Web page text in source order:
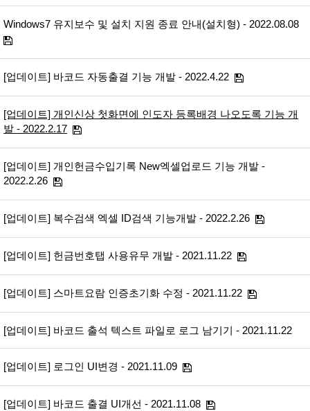
Windows7 유지보수 및 설치 지원 종료 안내(설치형) - 2022.08.08
[업데이트] 바코드 자동출결 기능 개발 - 2022.4.22
[업데이트] 개인신상 첫화면에 인도자 등록배경 나오도록 기능 개
발 - 2022.2.17
[업데이트] 개인헌금수입기록 New엑셀업로드 기능 개발 -
2022.2.26
[업데이트] 복수검색 엑셀 ID검색 기능개발 - 2022.2.26
[업데이트] 헌금번호탭 사용유무 개발 - 2021.11.22
[업데이트] 스마트요람 인증초기화 수정 - 2021.11.22
[업데이트] 바코드 출석 텍스트 파일로 로그 남기기 - 2021.11.22
[업데이트] 로그인 UI변경 - 2021.11.09
[업데이트] 바코드 출결 UI개선 - 2021.11.08